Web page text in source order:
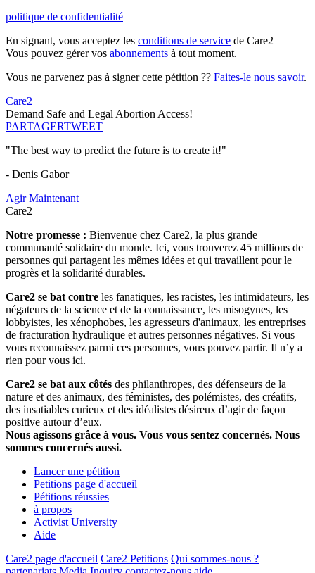
politique de confidentialité
En signant, vous acceptez les conditions de service de Care2
Vous pouvez gérer vos abonnements à tout moment.
Vous ne parvenez pas à signer cette pétition ?? Faites-le nous savoir.
Care2
Demand Safe and Legal Abortion Access!
PARTAGERTWEET
"The best way to predict the future is to create it!"
- Denis Gabor
Agir Maintenant
Care2
Notre promesse : Bienvenue chez Care2, la plus grande
communauté solidaire du monde. Ici, vous trouverez 45 millions de
personnes qui partagent les mêmes idées et qui travaillent pour le
progrès et la solidarité durables.
Care2 se bat contre les fanatiques, les racistes, les intimidateurs, les
négateurs de la science et de la connaissance, les misogynes, les
lobbyistes, les xénophobes, les agresseurs d'animaux, les entreprises
de fracturation hydraulique et autres personnes négatives. Si vous
vous reconnaissez parmi ces personnes, vous pouvez partir. Il n’y a
rien pour vous ici.
Care2 se bat aux côtés des philanthropes, des défenseurs de la
nature et des animaux, des féministes, des polémistes, des créatifs,
des insatiables curieux et des idéalistes désireux d’agir de façon
positive autour d’eux.
Nous agissons grâce à vous. Vous vous sentez concernés. Nous
sommes concernés aussi.
Lancer une pétition
Petitions page d'accueil
Pétitions réussies
à propos
Activist University
Aide
Care2 page d'accueil Care2 Petitions Qui sommes-nous ?